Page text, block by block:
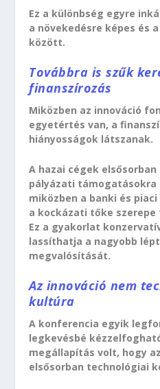
Ez a különbség egyre
a növekedésre képes és
között.
Továbbra is szűk
finanszírozás
Miközben az innováció
egyetértés van, a
hiányosságok látszanak.
A hazai cégek
pályázati támogatásokra
miközben a banki és
a kockázati tőke
Ez a gyakorlat
lassíthatja a nagyobb
megvalósítását.
Az innováció nem
kultúra
A konferencia egyik
legkevésbé
megállapítás volt, hogy
elsősorban technológiai